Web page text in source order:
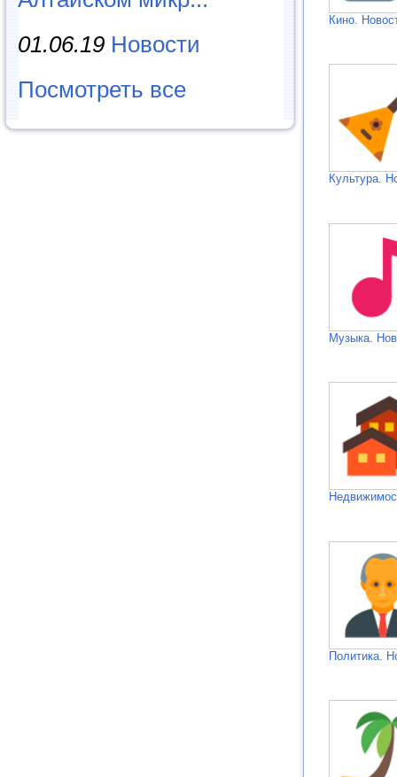
01.06.19 Новости
Посмотреть все
Кино.
Культура.
Музыка.
Политика.